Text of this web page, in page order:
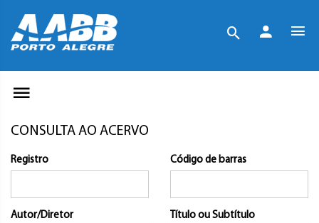
CONSULTA AO ACERVO
Registro Código de barras
Autor/Diretor Título ou Subtítulo